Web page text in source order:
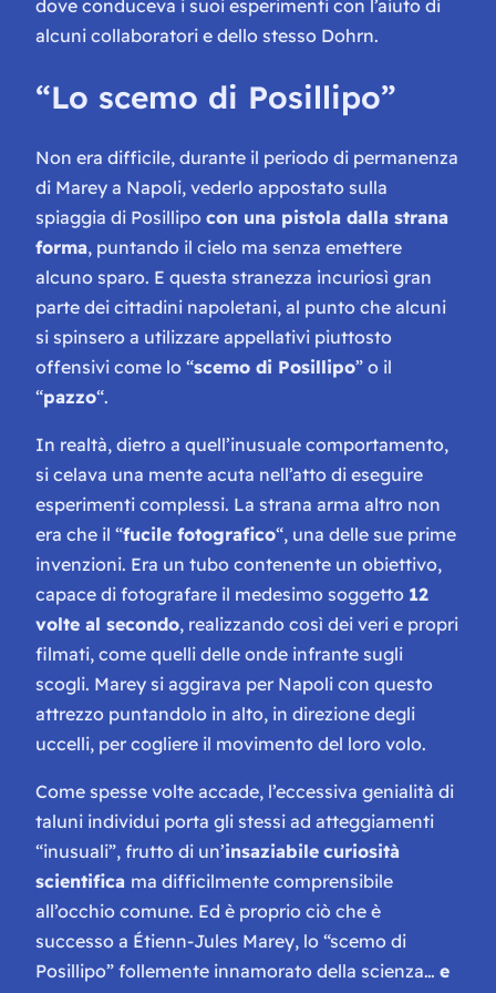
dove conduceva i suoi esperimenti con l’aiuto di
alcuni collaboratori e dello stesso Dohrn.
“Lo scemo di Posillipo”
Non era difficile, durante il periodo di permanenza
di Marey a Napoli, vederlo appostato sulla
spiaggia di Posillipo con una pistola dalla strana
forma, puntando il cielo ma senza emettere
alcuno sparo. E questa stranezza incuriosì gran
parte dei cittadini napoletani, al punto che alcuni
si spinsero a utilizzare appellativi piuttosto
offensivi come lo “scemo di Posillipo” o il
“pazzo“.
In realtà, dietro a quell’inusuale comportamento,
si celava una mente acuta nell’atto di eseguire
esperimenti complessi. La strana arma altro non
era che il “fucile fotografico“, una delle sue prime
invenzioni. Era un tubo contenente un obiettivo,
capace di fotografare il medesimo soggetto 12
volte al secondo, realizzando così dei veri e propri
filmati, come quelli delle onde infrante sugli
scogli. Marey si aggirava per Napoli con questo
attrezzo puntandolo in alto, in direzione degli
uccelli, per cogliere il movimento del loro volo.
Come spesse volte accade, l’eccessiva genialità di
taluni individui porta gli stessi ad atteggiamenti
“inusuali”, frutto di un’insaziabile curiosità
scientifica ma difficilmente comprensibile
all’occhio comune. Ed è proprio ciò che è
successo a Étienn-Jules Marey, lo “scemo di
Posillipo” follemente innamorato della scienza… e